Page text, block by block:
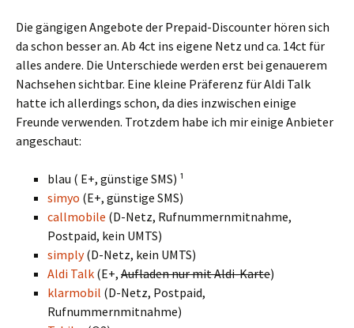
Die gängigen Angebote der Prepaid-Discounter hören sich
da schon besser an. Ab 4ct ins eigene Netz und ca. 14ct für
alles andere. Die Unterschiede werden erst bei genauerem
Nachsehen sichtbar. Eine kleine Präferenz für Aldi Talk
hatte ich allerdings schon, da dies inzwischen einige
Freunde verwenden. Trotzdem habe ich mir einige Anbieter
angeschaut:
blau ( E+, günstige SMS) ¹
simyo (E+, günstige SMS)
callmobile (D-Netz, Rufnummernmitnahme,
Postpaid, kein UMTS)
simply(D-Netz, kein UMTS)
Aldi Talk (E+, Aufladen nur mit Aldi-Karte)
klarmobil (D-Netz, Postpaid,
Rufnummernmitnahme)